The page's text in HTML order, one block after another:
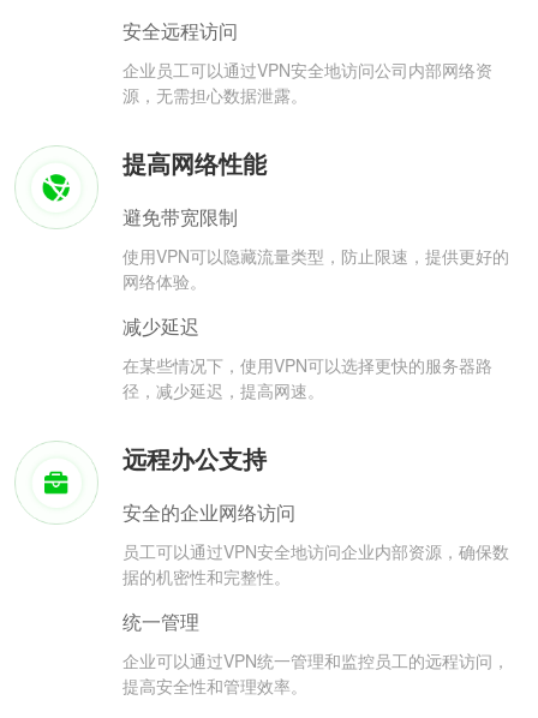
安全远程访问
企业员工可以通过VPN安全地访问公司内部网络资
源，无需担心数据泄露。
提高网络性能
避免带宽限制
使用VPN可以隐藏流量类型，防止限速，提供更好的
网络体验。
减少延迟
在某些情况下，使用VPN可以选择更快的服务器路
径，减少延迟，提高网速。
远程办公支持
安全的企业网络访问
员工可以通过VPN安全地访问企业内部资源，确保数
据的机密性和完整性。
统一管理
企业可以通过VPN统一管理和监控员工的远程访问，
提高安全性和管理效率。